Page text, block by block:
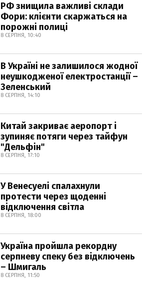
РФ знищила важливі склади
Фори: клієнти скаржаться на
порожні полиці
8 СЕРПНЯ, 10:40
В Україні не залишилося жодної
неушкодженої електростанції –
Зеленський
8 СЕРПНЯ, 14:10
Китай закриває аеропорт і
зупиняє потяги через тайфун
"Дельфін"
8 СЕРПНЯ, 17:10
У Венесуелі спалахнули
протести через щоденні
відключення світла
8 СЕРПНЯ, 18:00
Україна пройшла рекордну
серпневу спеку без відключень
– Шмигаль
8 СЕРПНЯ, 11:50